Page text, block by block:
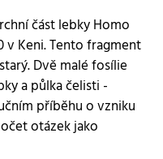
část lebky Homo
v Keni. Tento fragment
Dvě malé fosílie
a půlka čelisti -
příběhu o vzniku
otázek jako